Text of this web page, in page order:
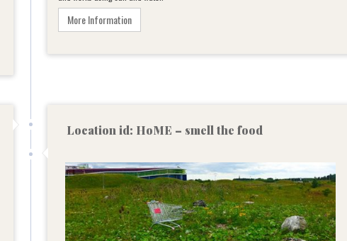
More Information
Location id: HoME – smell the food